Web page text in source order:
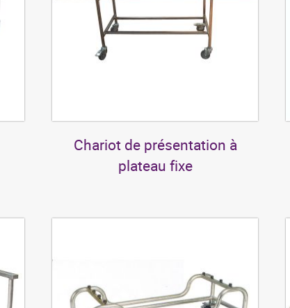
Chariot de présentation à
plateau fixe